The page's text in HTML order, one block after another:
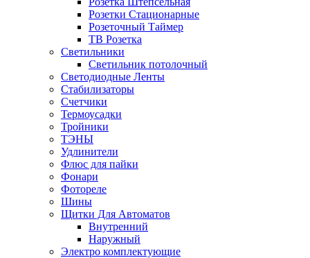
Розетки Стационарные
Розеточный Таймер
ТВ Розетка
Светильники
Светильник потолочный
Светодиодные Ленты
Стабилизаторы
Счетчики
Термоусадки
Тройники
ТЭНЫ
Удлинители
Флюс для пайки
Фонари
Фотореле
Шины
Щитки Для Автоматов
Внутренний
Наружный
Электро комплектующие